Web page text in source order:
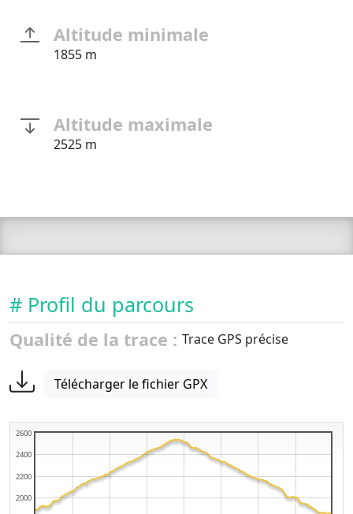
Altitude minimale
1855 m
Altitude maximale
2525 m
# Profil du parcours
Qualité de la trace : Trace GPS précise
Télécharger le fichier GPX
2000
2200
2400
2600